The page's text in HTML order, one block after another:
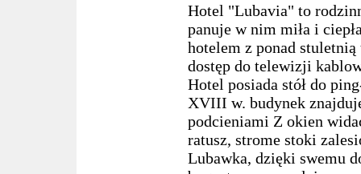
Hotel "Lubavia" to
panuje w nim miła i
hotelem z ponad
dostęp do telewizji
Hotel posiada stół do
XVIII w. budynek
podcieniami Z okien
ratusz, strome stoki
Lubawka, dzięki swemu